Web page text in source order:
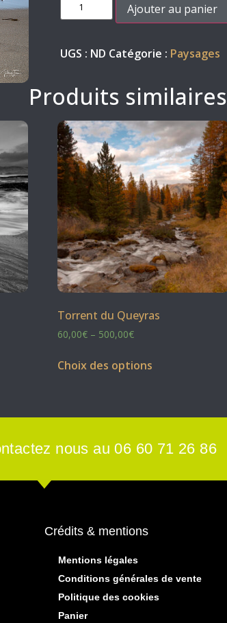
Ajouter au panier
UGS : ND Catégorie : Paysages
Produits similaires
Torrent du Queyras
60,00€ – 500,00€
Choix des options
nous au 06 60 71 26 86
Crédits & mentions
Mentions légales
Conditions générales de vente
Politique des cookies
Panier